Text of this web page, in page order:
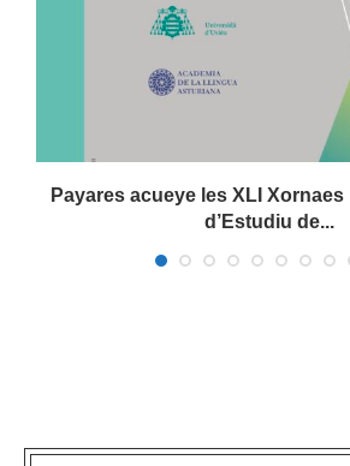
Payares acueye les XLI
d’Estudiu de...